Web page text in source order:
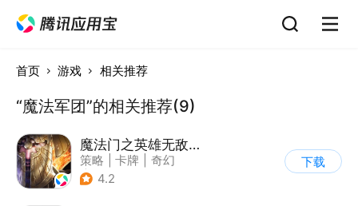
首页 游戏 相关推荐
“魔法军团”的相关推荐(9)
魔法门之英雄无敌：王朝
策略 卡牌
奇幻
| 英雄无敌
4.2
下载